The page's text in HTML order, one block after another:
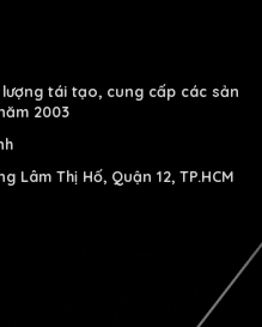
tái tạo, cung cấp các sản
2003
Lâm Thị Hố, Quận 12, TP.HCM